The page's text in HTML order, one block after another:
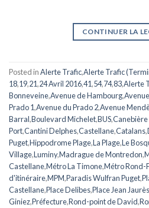
CONTINUER LA
Posted inAlerte Trafic,Alerte Trafic
18,19,21,24 Avril 2016,41,54,74,83,Alerte
Bonneveine,Avenue de Hambourg,
Prado 1,Avenue du Prado 2,Avenue
Barral,Boulevard Michelet,BUS,
Port,Cantini Delphes,Castellane,Catalans,
Puget,Hippodrome Plage,La Plage,Le
Village,Luminy,Madrague de Montredon,
Castellane,Métro La Timone,Métro Rond-
d'itinéraire,MPM,Paradis Wulfran Puget,
Castellane,Place Delibes,Place Jean Jaurès
Giniez,Préfecture,Rond-point de David,